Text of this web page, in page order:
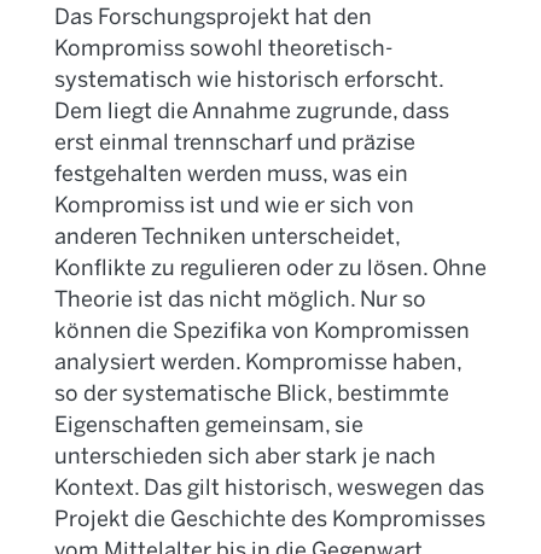
Das Forschungsprojekt hat den
Kompromiss sowohl theoretisch-
systematisch wie historisch erforscht.
Dem liegt die Annahme zugrunde, dass
erst einmal trennscharf und präzise
festgehalten werden muss, was ein
Kompromiss ist und wie er sich von
anderen Techniken unterscheidet,
Konflikte zu regulieren oder zu lösen. Ohne
Theorie ist das nicht möglich. Nur so
können die Spezifika von Kompromissen
analysiert werden. Kompromisse haben,
so der systematische Blick, bestimmte
Eigenschaften gemeinsam, sie
unterschieden sich aber stark je nach
Kontext. Das gilt historisch, weswegen das
Projekt die Geschichte des Kompromisses